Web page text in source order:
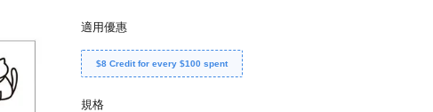
適用優惠
$8 Credit for every $100 spent
規格